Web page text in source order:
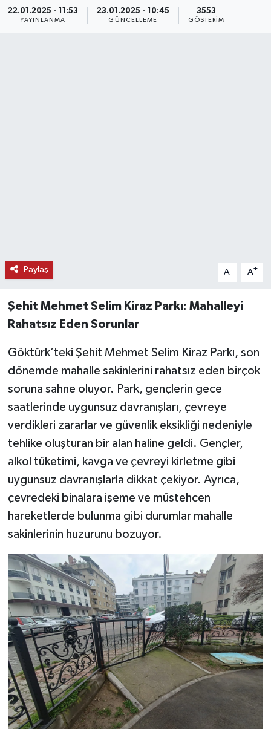
22.01.2025 - 11:53
YAYINLANMA
23.01.2025 - 10:45
GÜNCELLEME
3553
GÖSTERIM
Paylaş A- A+
Şehit Mehmet Selim Kiraz Parkı: Mahalleyi
Rahatsız Eden Sorunlar
Göktürk’teki Şehit Mehmet Selim Kiraz Parkı, son
dönemde mahalle sakinlerini rahatsız eden birçok
soruna sahne oluyor. Park, gençlerin gece
saatlerinde uygunsuz davranışları, çevreye
verdikleri zararlar ve güvenlik eksikliği nedeniyle
tehlike oluşturan bir alan haline geldi. Gençler,
alkol tüketimi, kavga ve çevreyi kirletme gibi
uygunsuz davranışlarla dikkat çekiyor. Ayrıca,
çevredeki binalara işeme ve müstehcen
hareketlerde bulunma gibi durumlar mahalle
sakinlerinin huzurunu bozuyor.
ÖZEL HABER